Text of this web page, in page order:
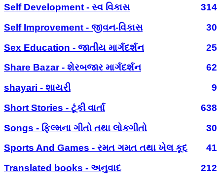
Self Development - સ્વ વિકાસ
314
Self Improvement - જીવન-વિકાસ
30
Sex Education - જાતીય માર્ગદર્શન
25
Share Bazar - શેરબજાર માર્ગદર્શન
62
shayari - શાયરી
9
Short Stories - ટૂંકી વાર્તા
638
Songs - ફિલ્મના ગીતો તથા લોકગીતો
30
Sports And Games - રમત ગમત તથા ખેલ કૂદ
41
Translated books - અનુવાદ
212